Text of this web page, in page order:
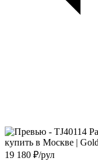
19 180 ₽/рул